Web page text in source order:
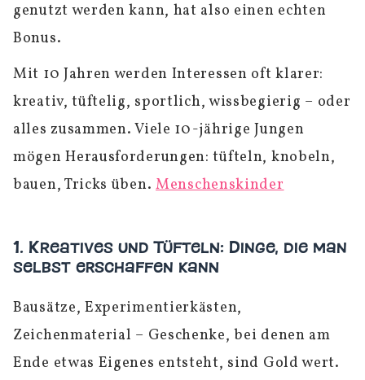
genutzt werden kann, hat also einen echten
Bonus.
Mit 10 Jahren werden Interessen oft klarer:
kreativ, tüftelig, sportlich, wissbegierig – oder
alles zusammen. Viele 10-jährige Jungen
mögen Herausforderungen: tüfteln, knobeln,
bauen, Tricks üben. Menschenskinder
1. Kreatives und Tüfteln: Dinge, die man
selbst erschaffen kann
Bausätze, Experimentierkästen,
Zeichenmaterial – Geschenke, bei denen am
Ende etwas Eigenes entsteht, sind Gold wert.